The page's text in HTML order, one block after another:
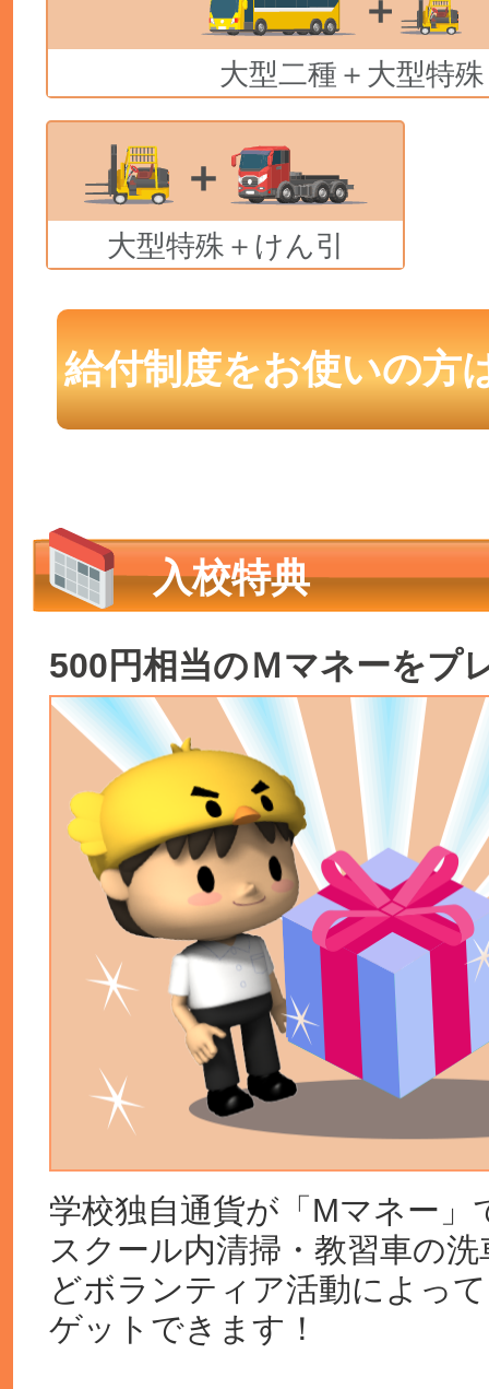
大型二種＋大型特
大型特殊＋けん引
給付制度をお使いの方
入校特典
500円相当のＭマネーをプ
学校独自通貨が「Mマネー」
スクール内清掃・教習車の
どボランティア活動によっ
ゲットできます！